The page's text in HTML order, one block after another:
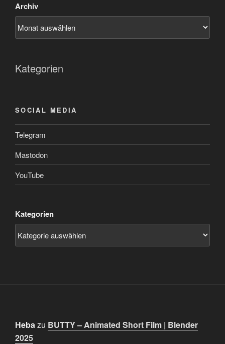
Archiv
Kategorien
SOCIAL MEDIA
Telegram
Mastodon
YouTube
Kategorien
Hebazu BUTTY – Animated Short Film | Blender
2025